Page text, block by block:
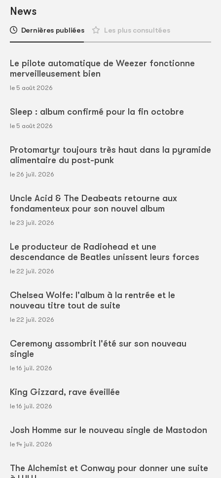
News
Dernières publiées Les plus consultées
Le pilote automatique de Weezer fonctionne
merveilleusement bien
le 5 août 2026
Sleep : album confirmé pour la fin octobre
le 5 août 2026
Protomartyr toujours très haut dans la pyramide
alimentaire du post-punk
le 26 juil. 2026
Uncle Acid & The Deabeats retourne aux
fondamenteux pour son nouvel album
le 23 juil. 2026
Le producteur de Radiohead et une
descendance de Beatles unissent leurs forces
le 22 juil. 2026
Chelsea Wolfe: l'album à la rentrée et le
nouveau titre tout de suite
le 22 juil. 2026
Ceremony assombrit l'été sur son nouveau
single
le 16 juil. 2026
King Gizzard, rave éveillée
le 16 juil. 2026
Josh Homme sur le nouveau single de Mastodon
le 14 juil. 2026
The Alchemist et Conway pour donner une suite